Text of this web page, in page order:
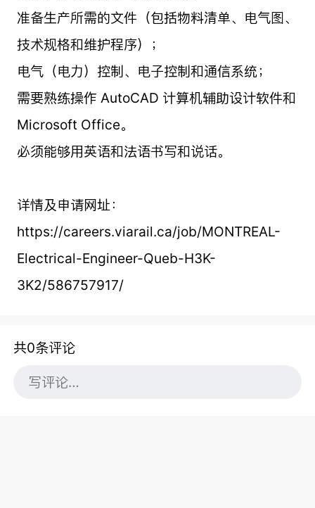
准备生产所需的文件（包括物料清单、电气图、
技术规格和维护程序）；
电气（电力）控制、电子控制和通信系统；
需要熟练操作 AutoCAD 计算机辅助设计软件和
Microsoft Office。
必须能够用英语和法语书写和说话。
详情及申请网址：
https://careers.viarail.ca/job/MONTREAL-
Electrical-Engineer-Queb-H3K-
3K2/586757917/
共0条评论